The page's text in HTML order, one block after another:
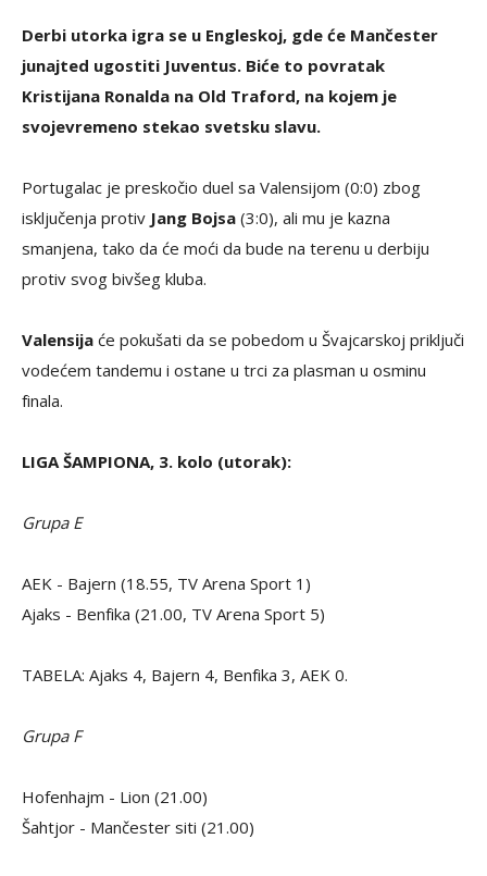
Derbi utorka igra se u Engleskoj, gde će Mančester
junajted ugostiti Juventus. Biće to povratak
Kristijana Ronalda na Old Traford, na kojem je
svojevremeno stekao svetsku slavu.
Portugalac je preskočio duel sa Valensijom (0:0) zbog
isključenja protiv Jang Bojsa (3:0), ali mu je kazna
smanjena, tako da će moći da bude na terenu u derbiju
protiv svog bivšeg kluba.
Valensija će pokušati da se pobedom u Švajcarskoj priključi
vodećem tandemu i ostane u trci za plasman u osminu
finala.
LIGA ŠAMPIONA, 3. kolo (utorak):
Grupa E
AEK - Bajern (18.55, TV Arena Sport 1)
Ajaks - Benfika (21.00, TV Arena Sport 5)
TABELA: Ajaks 4, Bajern 4, Benfika 3, AEK 0.
Grupa F
Hofenhajm - Lion (21.00)
Šahtjor - Mančester siti (21.00)